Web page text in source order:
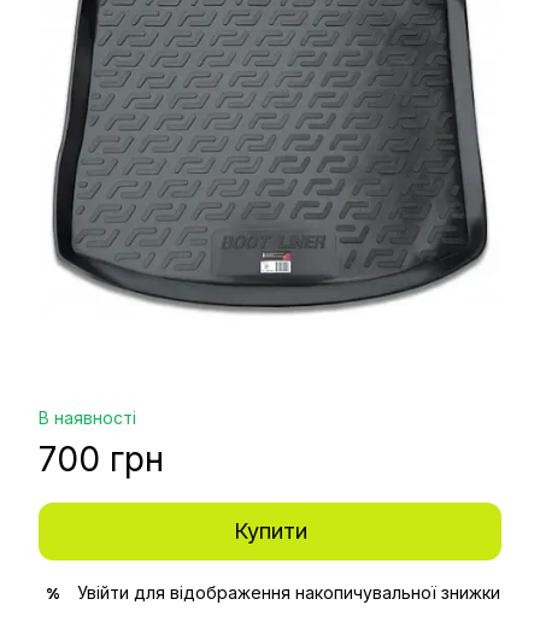
В наявності
700 грн
Купити
% Увійти для відображення накопичувальної знижки